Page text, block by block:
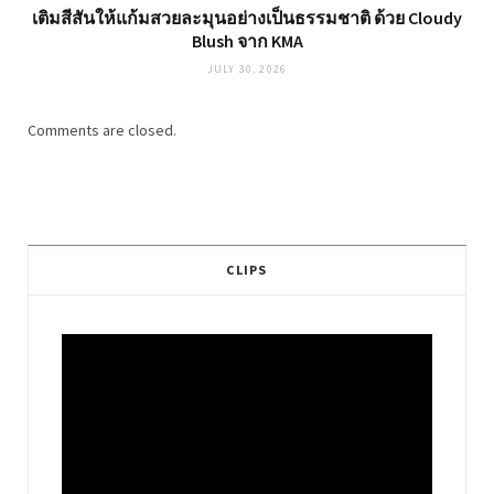
เติมสีสันให้แก้มสวยละมุนอย่างเป็นธรรมชาติ ด้วย Cloudy
Blush จาก KMA
JULY 30, 2026
Comments are closed.
CLIPS